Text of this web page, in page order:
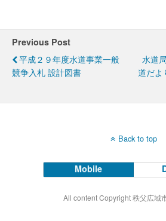
Previous Post
平成２９年度水道事業一般
競争入札 設計図書
水道
道だよ
Back to top
Mobile
All content Copyright 秩父広域